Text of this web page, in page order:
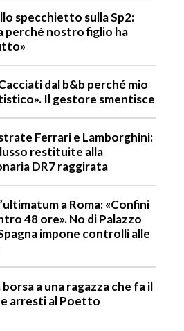
specchietto sulla Sp2:
perché nostro figlio ha
dal b&b perché mio
Il gestore smentisce
Ferrari e Lamborghini:
restituite alla
DR7 raggirata
a Roma: «Confini
48 ore». No di Palazzo
impone controlli alle
borsa a una ragazza che fa il
arresti al Poetto